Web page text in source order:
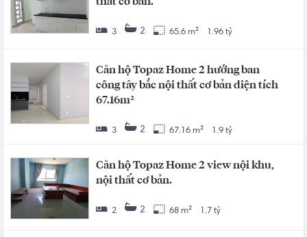
3 2 65.6 m² 1.96 tỷ
Căn hộ Topaz Home 2 hướng ban
công tây bắc nội thất cơ bản diện tích
67.16m²
3 2 67.16 m² 1.9 tỷ
Căn hộ Topaz Home 2 view nội khu,
nội thất cơ bản.
2 2 68 m² 1.7 tỷ